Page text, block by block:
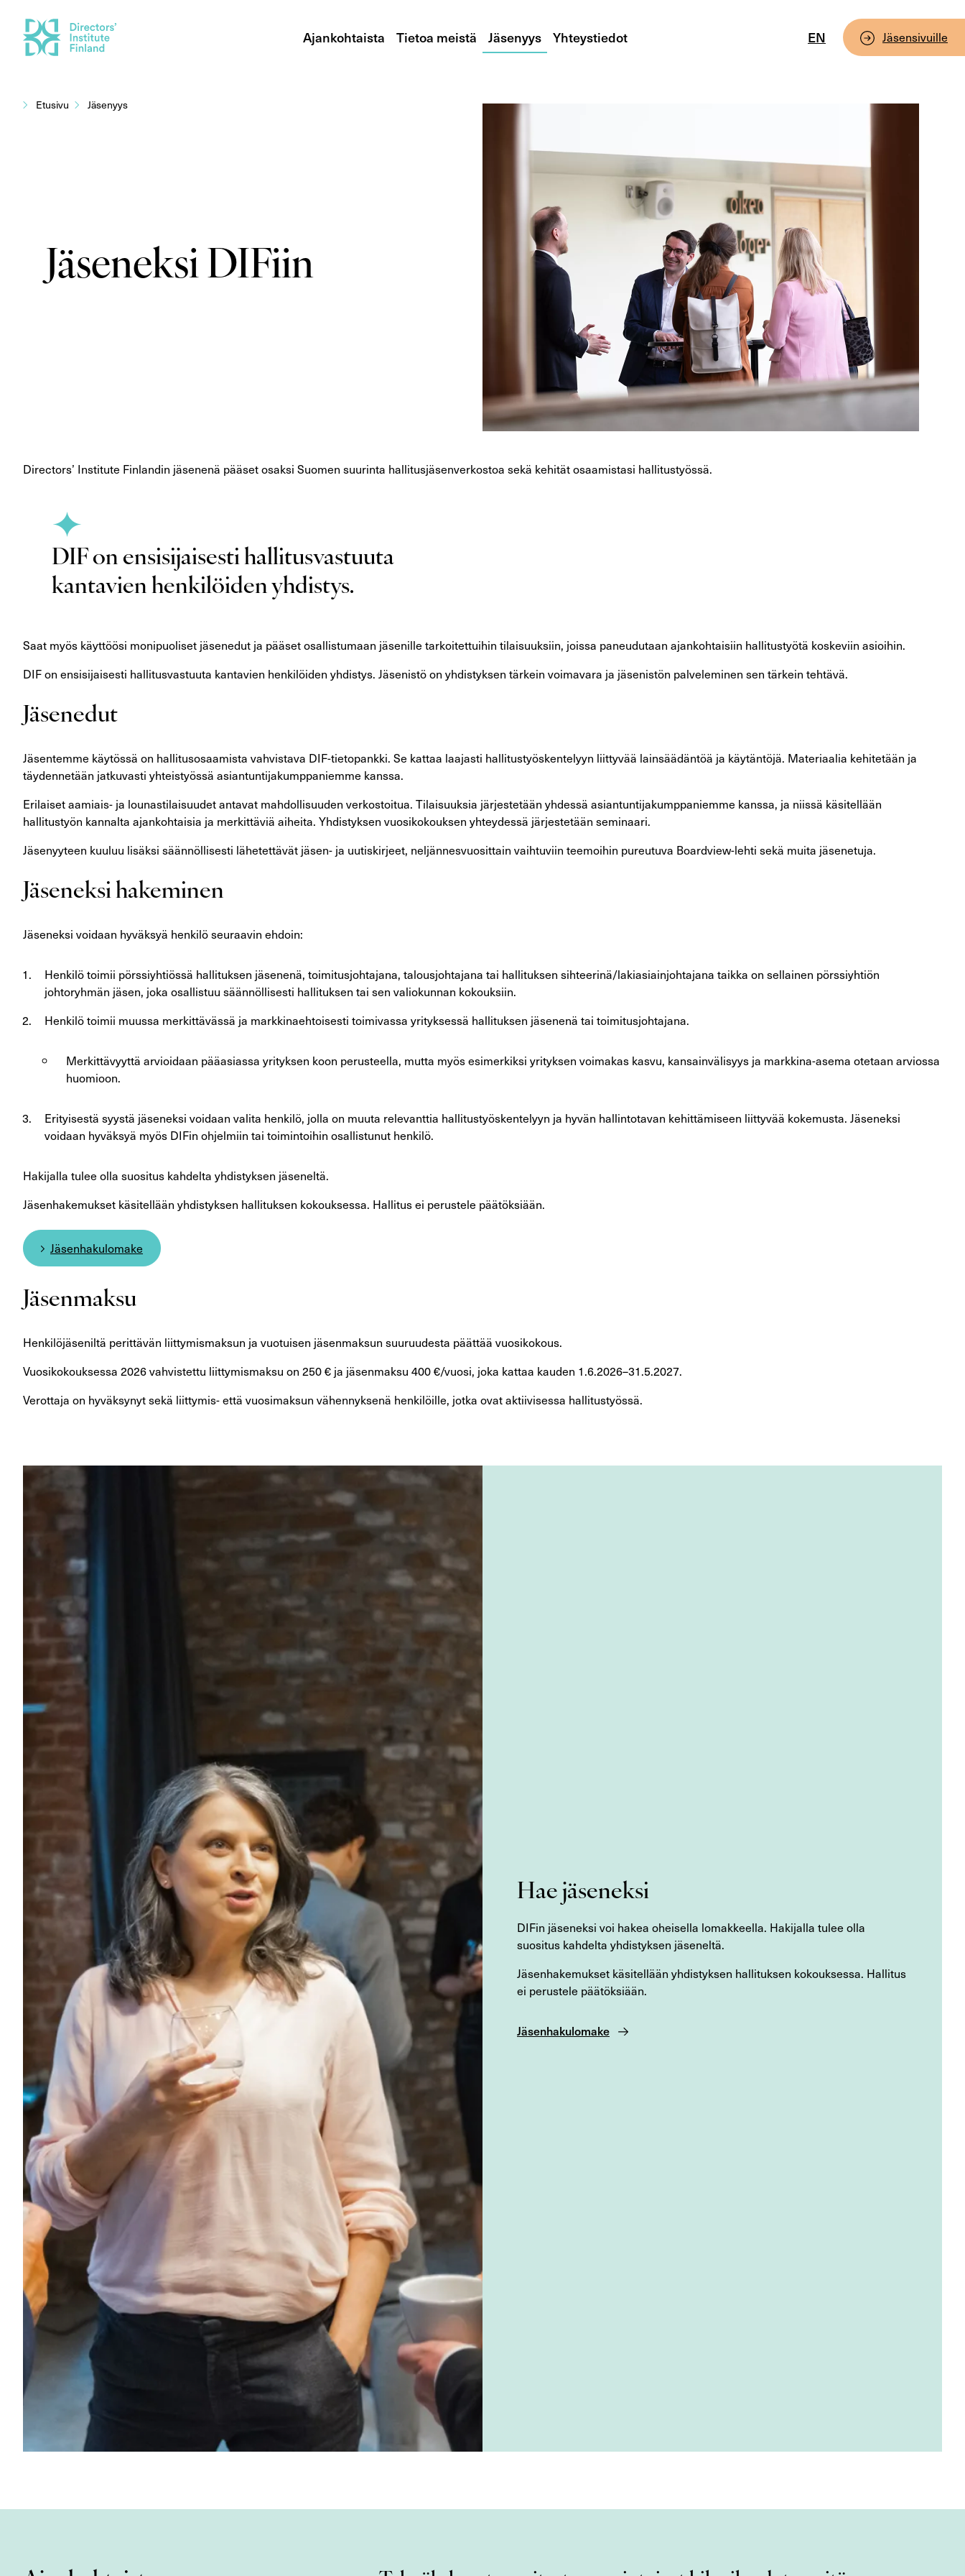
sisältöön
Ajankohtaista Tietoa meistä Jäsenyys Yhteystiedot EN Jäsensivuille
Etusivu Jäsenyys
Jäseneksi DIFiin
Directors’ Institute Finlandin jäsenenä pääset osaksi Suomen suurinta hallitusjäsenverkostoa sekä kehität osaamistasi hallitustyössä.
DIF on ensisijaisesti hallitusvastuuta
kantavien henkilöiden yhdistys.
Saat myös käyttöösi monipuoliset jäsenedut ja pääset osallistumaan jäsenille tarkoitettuihin tilaisuuksiin, joissa paneudutaan ajankohtaisiin hallitustyötä koskeviin asioihin.
DIF on ensisijaisesti hallitusvastuuta kantavien henkilöiden yhdistys. Jäsenistö on yhdistyksen tärkein voimavara ja jäsenistön palveleminen sen tärkein tehtävä.
Jäsenedut
Jäsentemme käytössä on hallitusosaamista vahvistava DIF-tietopankki. Se kattaa laajasti hallitustyöskentelyyn liittyvää lainsäädäntöä ja käytäntöjä. Materiaalia kehitetään ja
täydennetään jatkuvasti yhteistyössä asiantuntijakumppaniemme kanssa.
Erilaiset aamiais- ja lounastilaisuudet antavat mahdollisuuden verkostoitua. Tilaisuuksia järjestetään yhdessä asiantuntijakumppaniemme kanssa, ja niissä käsitellään
hallitustyön kannalta ajankohtaisia ja merkittäviä aiheita. Yhdistyksen vuosikokouksen yhteydessä järjestetään seminaari.
Jäsenyyteen kuuluu lisäksi säännöllisesti lähetettävät jäsen- ja uutiskirjeet, neljännesvuosittain vaihtuviin teemoihin pureutuva Boardview-lehti sekä muita jäsenetuja.
Jäseneksi hakeminen
Jäseneksi voidaan hyväksyä henkilö seuraavin ehdoin:
Henkilö toimii pörssiyhtiössä hallituksen jäsenenä, toimitusjohtajana, talousjohtajana tai hallituksen sihteerinä/lakiasiainjohtajana taikka on sellainen pörssiyhtiön
johtoryhmän jäsen, joka osallistuu säännöllisesti hallituksen tai sen valiokunnan kokouksiin.
Henkilö toimii muussa merkittävässä ja markkinaehtoisesti toimivassa yrityksessä hallituksen jäsenenä tai toimitusjohtajana.
Merkittävyyttä arvioidaan pääasiassa yrityksen koon perusteella, mutta myös esimerkiksi yrityksen voimakas kasvu, kansainvälisyys ja markkina-asema otetaan arviossa
huomioon.
Erityisestä syystä jäseneksi voidaan valita henkilö, jolla on muuta relevanttia hallitustyöskentelyyn ja hyvän hallintotavan kehittämiseen liittyvää kokemusta. Jäseneksi
voidaan hyväksyä myös DIFin ohjelmiin tai toimintoihin osallistunut henkilö.
Hakijalla tulee olla suositus kahdelta yhdistyksen jäseneltä.
Jäsenhakemukset käsitellään yhdistyksen hallituksen kokouksessa. Hallitus ei perustele päätöksiään.
Jäsenhakulomake
Jäsenmaksu
Henkilöjäseniltä perittävän liittymismaksun ja vuotuisen jäsenmaksun suuruudesta päättää vuosikokous.
Vuosikokouksessa 2026 vahvistettu liittymismaksu on 250 € ja jäsenmaksu 400 €/vuosi, joka kattaa kauden 1.6.2026–31.5.2027.
Verottaja on hyväksynyt sekä liittymis- että vuosimaksun vähennyksenä henkilöille, jotka ovat aktiivisessa hallitustyössä.
Hae jäseneksi
DIFin jäseneksi voi hakea oheisella lomakkeella. Hakijalla tulee olla
suositus kahdelta yhdistyksen jäseneltä.
Jäsenhakemukset käsitellään yhdistyksen hallituksen kokouksessa. Hallitus
ei perustele päätöksiään.
Jäsenhakulomake